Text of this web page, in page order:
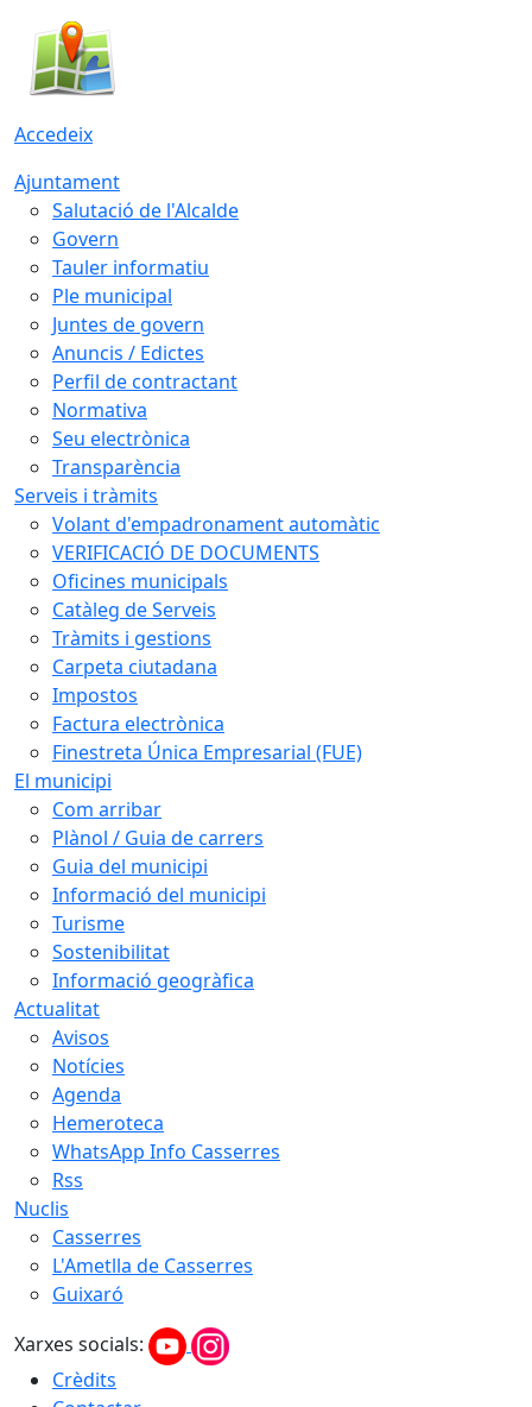
Accedeix
Ajuntament
Salutació de l'Alcalde
Govern
Tauler informatiu
Ple municipal
Juntes de govern
Anuncis / Edictes
Perfil de contractant
Normativa
Seu electrònica
Transparència
Serveis i tràmits
Volant d'empadronament automàtic
VERIFICACIÓ DE DOCUMENTS
Oficines municipals
Catàleg de Serveis
Tràmits i gestions
Carpeta ciutadana
Impostos
Factura electrònica
Finestreta Única Empresarial (FUE)
El municipi
Com arribar
Plànol / Guia de carrers
Guia del municipi
Informació del municipi
Turisme
Sostenibilitat
Informació geogràfica
Actualitat
Avisos
Notícies
Agenda
Hemeroteca
WhatsApp Info Casserres
Rss
Nuclis
Casserres
L'Ametlla de Casserres
Guixaró
Xarxes socials:
Crèdits